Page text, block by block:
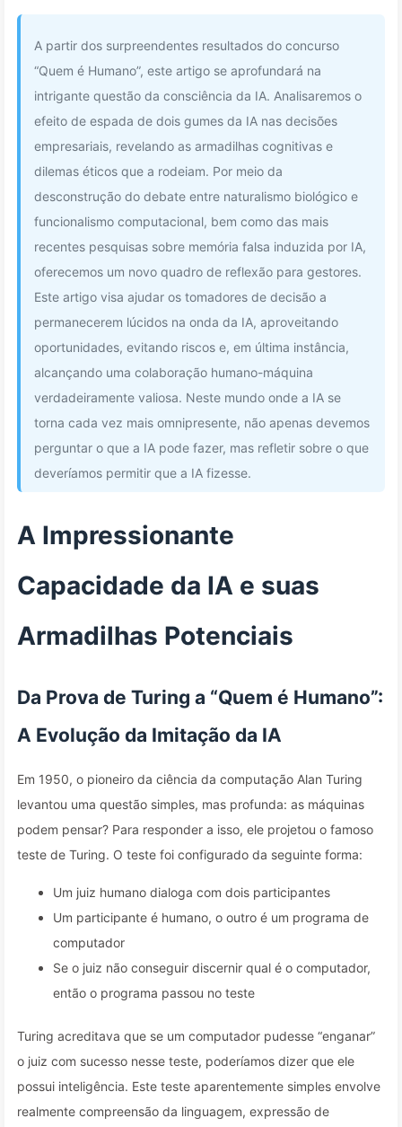
A partir dos surpreendentes resultados do concurso
“Quem é Humano”, este artigo se aprofundará na
intrigante questão da consciência da IA. Analisaremos o
efeito de espada de dois gumes da IA nas decisões
empresariais, revelando as armadilhas cognitivas e
dilemas éticos que a rodeiam. Por meio da
desconstrução do debate entre naturalismo biológico e
funcionalismo computacional, bem como das mais
recentes pesquisas sobre memória falsa induzida por IA,
oferecemos um novo quadro de reflexão para gestores.
Este artigo visa ajudar os tomadores de decisão a
permanecerem lúcidos na onda da IA, aproveitando
oportunidades, evitando riscos e, em última instância,
alcançando uma colaboração humano-máquina
verdadeiramente valiosa. Neste mundo onde a IA se
torna cada vez mais omnipresente, não apenas devemos
perguntar o que a IA pode fazer, mas refletir sobre o que
deveríamos permitir que a IA fizesse.
A Impressionante
Capacidade da IA e suas
Armadilhas Potenciais
Da Prova de Turing a “Quem é Humano”:
A Evolução da Imitação da IA
Em 1950, o pioneiro da ciência da computação Alan Turing
levantou uma questão simples, mas profunda: as máquinas
podem pensar? Para responder a isso, ele projetou o famoso
teste de Turing. O teste foi configurado da seguinte forma:
Um juiz humano dialoga com dois participantes
Um participante é humano, o outro é um programa de
computador
Se o juiz não conseguir discernir qual é o computador,
então o programa passou no teste
Turing acreditava que se um computador pudesse “enganar”
o juiz com sucesso nesse teste, poderíamos dizer que ele
possui inteligência. Este teste aparentemente simples envolve
realmente compreensão da linguagem, expressão de